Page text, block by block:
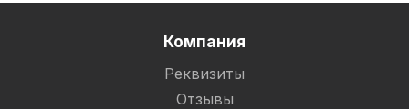
Компания
Реквизиты
Отзывы